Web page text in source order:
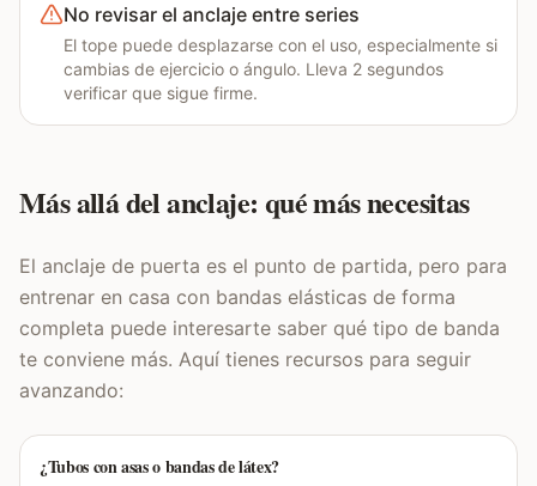
No revisar el anclaje entre series
El tope puede desplazarse con el uso, especialmente si
cambias de ejercicio o ángulo. Lleva 2 segundos
verificar que sigue firme.
Más allá del anclaje: qué más necesitas
El anclaje de puerta es el punto de partida, pero para
entrenar en casa con bandas elásticas de forma
completa puede interesarte saber qué tipo de banda
te conviene más. Aquí tienes recursos para seguir
avanzando:
¿Tubos con asas o bandas de látex?